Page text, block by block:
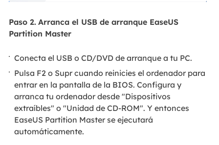
Paso 2. Arranca el USB de arranque EaseUS
Partition Master
Conecta el USB o CD/DVD de arranque a tu PC.
Pulsa F2 o Supr cuando reinicies el ordenador para
entrar en la pantalla de la BIOS. Configura y
arranca tu ordenador desde "Dispositivos
extraíbles" o "Unidad de CD-ROM". Y entonces
EaseUS Partition Master se ejecutará
automáticamente.